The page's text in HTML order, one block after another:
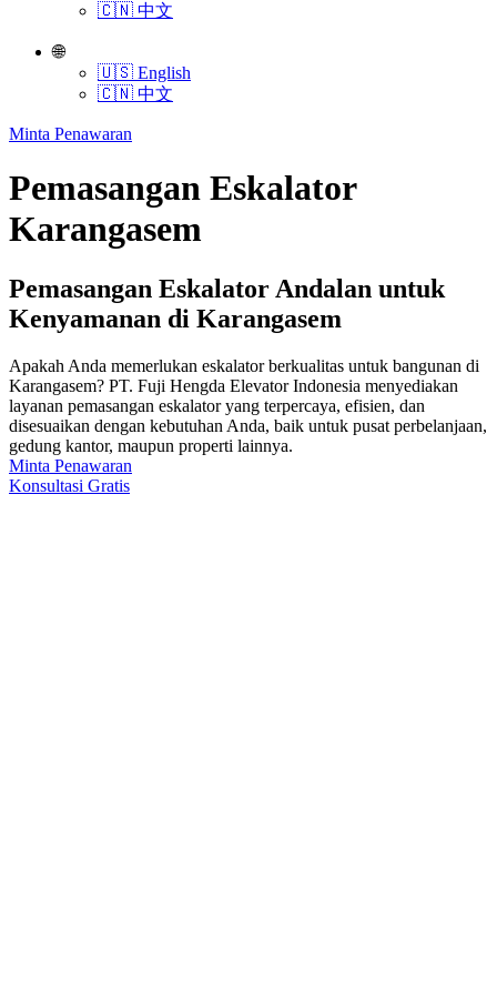
🇨🇳 中文
🌐
🇺🇸 English
🇨🇳 中文
Minta Penawaran
Pemasangan Eskalator
Karangasem
Pemasangan Eskalator Andalan untuk
Kenyamanan di Karangasem
Apakah Anda memerlukan eskalator berkualitas untuk bangunan di
Karangasem? PT. Fuji Hengda Elevator Indonesia menyediakan
layanan pemasangan eskalator yang terpercaya, efisien, dan
disesuaikan dengan kebutuhan Anda, baik untuk pusat perbelanjaan,
gedung kantor, maupun properti lainnya.
Minta Penawaran
Konsultasi Gratis